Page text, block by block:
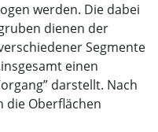
werden. Die dabei
dienen der
Segmente
einen
darstellt. Nach
die Oberflächen